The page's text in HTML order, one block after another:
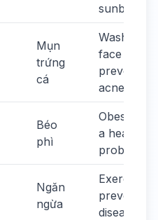
sunburn.
Mụn
trứng
cá
Wash your
face to
prevent
acne.
Béo
phì
Obesity is
a health
problem.
Ngăn
ngừa
Exercise
prevents
diseases.